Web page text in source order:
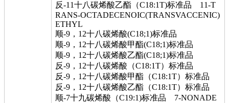
反-11十八碳烯酸乙酯（C18:1T)标准品 11-T
RANS-OCTADECENOIC(TRANSVACCENIC)
ETHYL
顺-9，12十八碳烯酸(C18;1)标准品
顺-9，12十八碳烯酸甲酯(C18;1)标准品
顺-9，12十八碳烯酸乙酯(C18;1)标准品
反-9，12十八碳烯酸（C18:1T）标准品
反-9，12十八碳烯酸甲酯（C18:1T）标准品
反-9，12十八碳烯酸乙酯（C18:1T）标准品
顺-7十九碳烯酸（C19:1)标准品 7-NONADE